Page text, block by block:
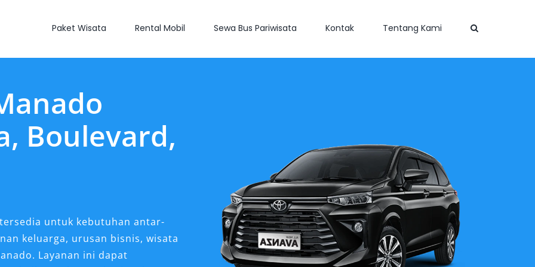
Paket Wisata Rental Mobil Sewa Bus Pariwisata Kontak Tentang Kami
Boulevard,
untuk kebutuhan antar-
keluarga, urusan bisnis, wisata
Layanan ini dapat